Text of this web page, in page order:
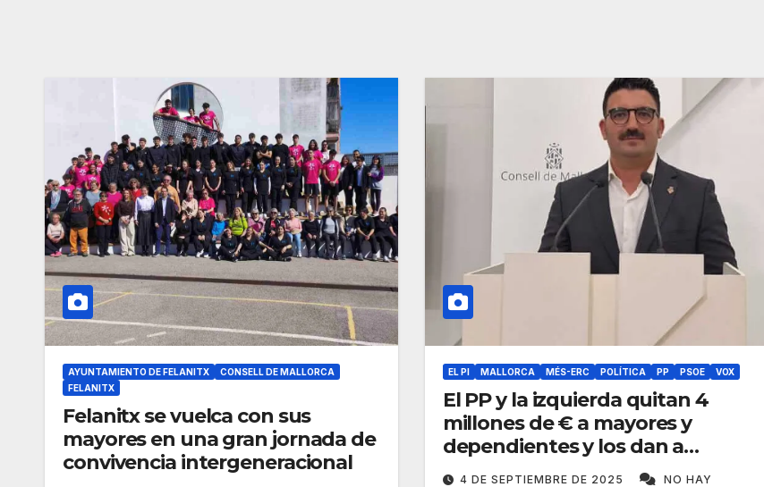
AYUNTAMIENTO DE FELANITX
CONSELL DE MALLORCA
FELANITX
Felanitx se vuelca con sus
mayores en una gran jornada de
convivencia intergeneracional
EL PI MALLORCA MÉS-ERC POLÍTICA PP PSOE VOX
El PP y la izquierda quitan 4
millones de € a mayores y
dependientes y los dan a
inmigrantes ilegales
4 DE SEPTIEMBRE DE 2025
NO HAY